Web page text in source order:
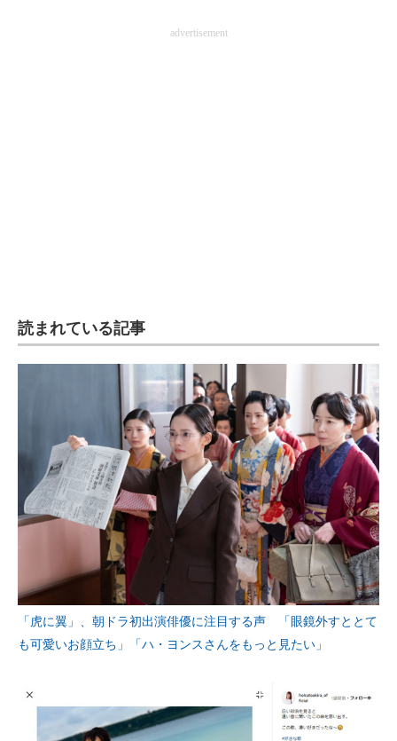
advertisement
読まれている記事
「虎に翼」、朝ドラ初出演俳優に注目する声 「眼鏡外すととて
も可愛いお顔立ち」「ハ・ヨンスさんをもっと見たい」